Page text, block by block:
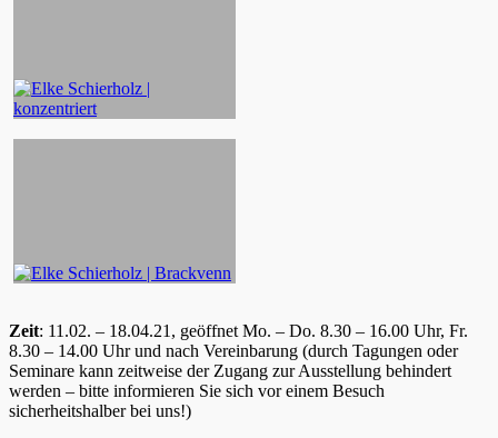
Zeit: 11.02. – 18.04.21, geöffnet Mo. – Do. 8.30 – 16.00 Uhr, Fr.
8.30 – 14.00 Uhr und nach Vereinbarung (durch Tagungen oder
Seminare kann zeitweise der Zugang zur Ausstellung behindert
werden – bitte informieren Sie sich vor einem Besuch
sicherheitshalber bei uns!)